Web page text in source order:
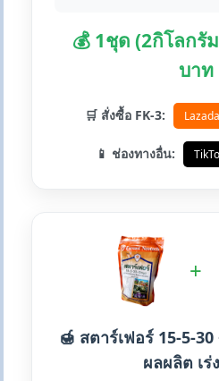
💰 1ชุด (2กิโลกรั
บาท
🛒 สั่งซื้อ FK-3: Lazada
📱 ช่องทางอื่น:
+
🍯 สตาร์เฟอร์ 15-5-
ผลผลิต เร่